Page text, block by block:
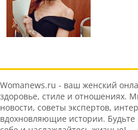
Womanews.ru - ваш женский
здоровье, стиле и отношениях.
новости, советы экспертов,
вдохновляющие истории. Будьте